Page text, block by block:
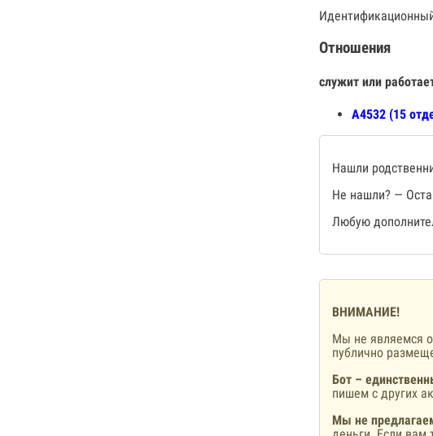
Отношения
служит или
А4532 (15
Нашли
Не нашли? —
Любую
ВНИМАНИЕ!
Мы не являемся
публично
Бот –
пишем с других
Мы не